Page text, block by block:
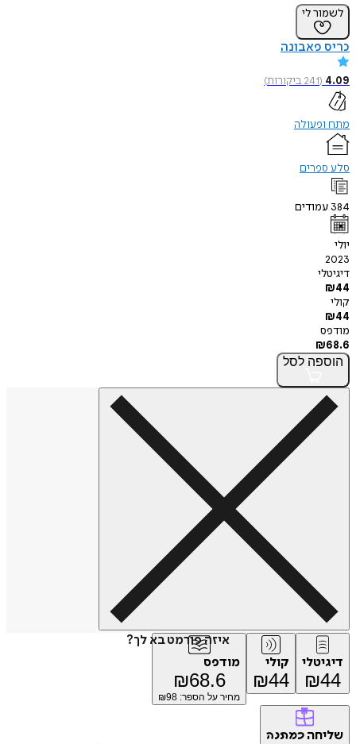
לשמור לי
כריס פאבונה
4.09
(
241ביקורות)
מתח ופעולה
סלע ספרים
384 עמודים
יולי
2023
דיגיטלי
₪44
קולי
₪44
מודפס
₪68.6
הוספה לסל
איזה פורמט בא לך?
דיגיטלי
₪44
קולי
₪44
מודפס
₪68.6
מחיר על הספר: ₪ 98
שליחה כמתנה